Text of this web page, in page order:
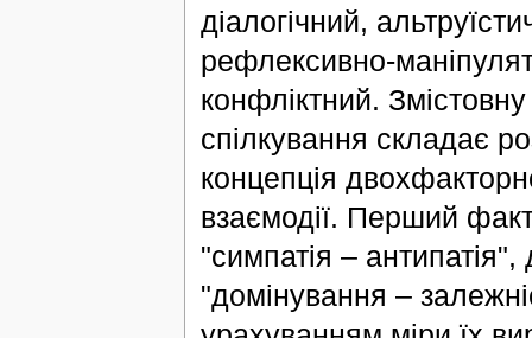
діалогічний,
рефлексивно-
конфліктний.
спілкування складає
концепція
взаємодії. Перший
"симпатія –
"домінування –